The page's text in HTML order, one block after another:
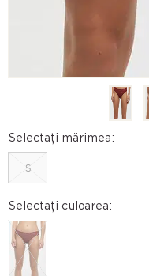
Selectați mărimea:
S
Selectați culoarea: